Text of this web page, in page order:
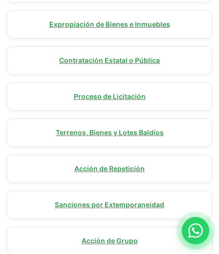
Expropiación de Bienes e Inmuebles
Contratación Estatal o Pública
Proceso de Licitación
Terrenos, Bienes y Lotes Baldíos
Acción de Repetición
Sanciones por Extemporaneidad
Acción de Grupo